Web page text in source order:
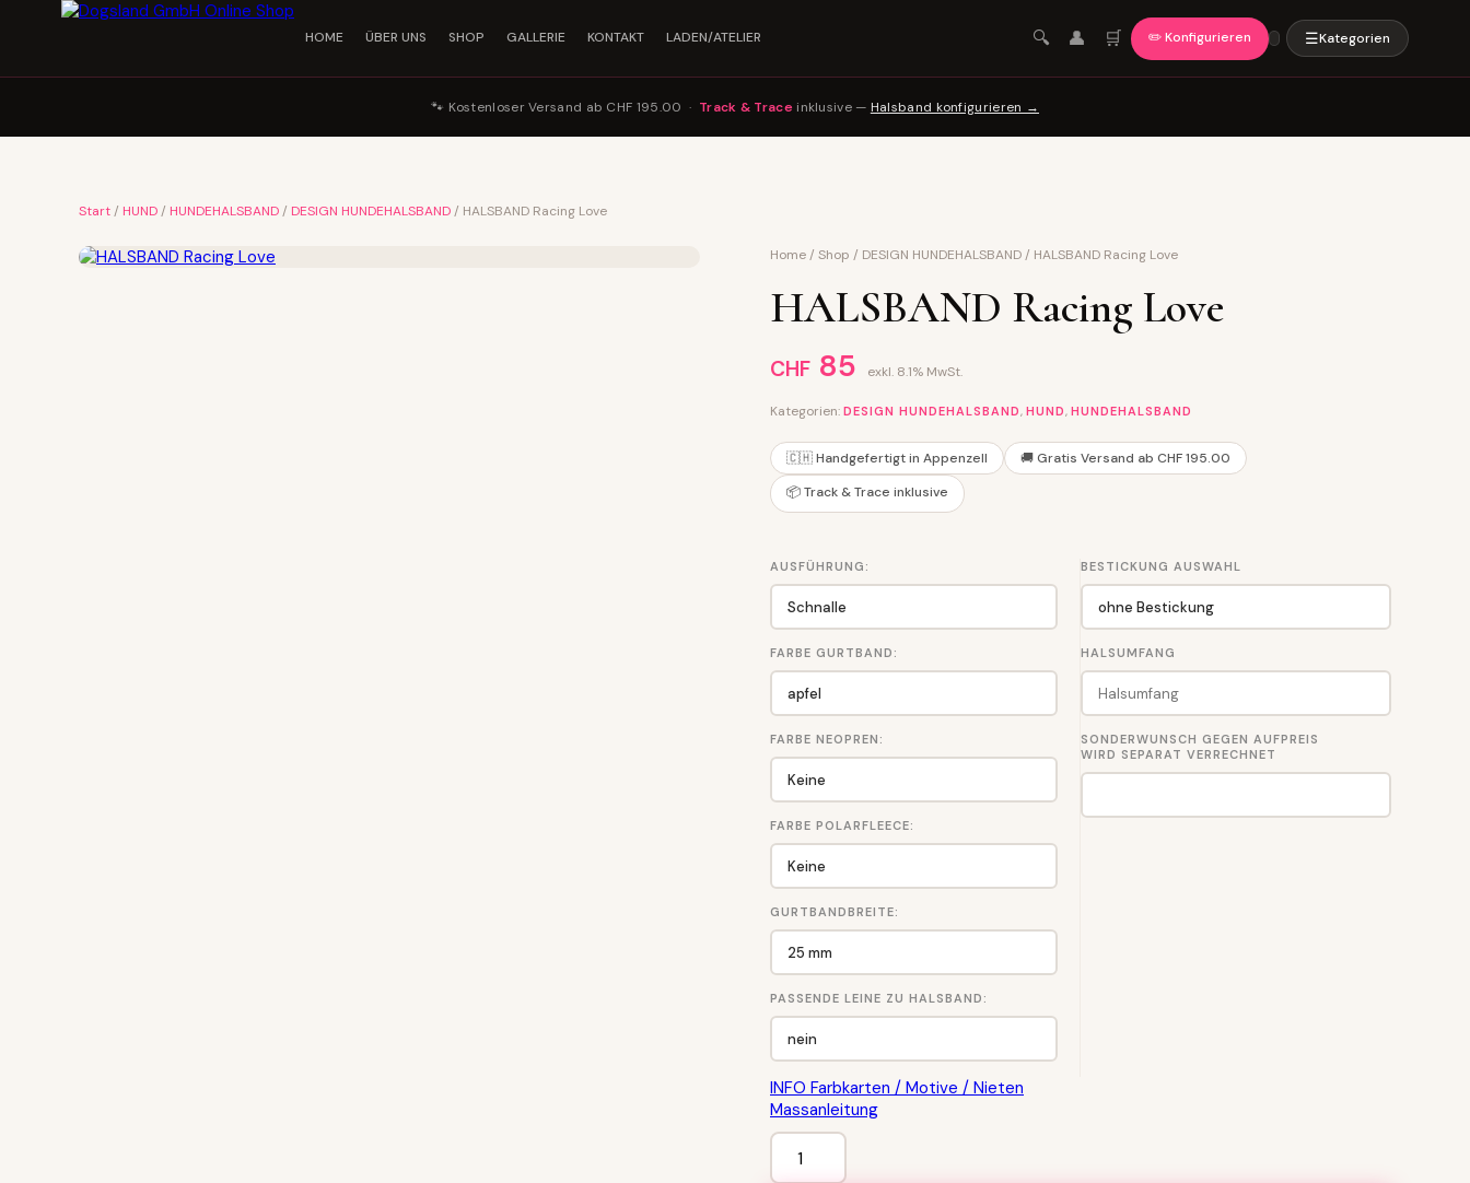
HOME ÜBER UNS SHOP GALLERIE KONTAKT LADEN/ATELIER 🔍 👤 🛒 ✏️ Konfigurieren ☰Kategorien
🐾 Kostenloser Versand ab CHF 195.00 · Track & Traceinklusive — Halsband konfigurieren →
Start / HUND / HUNDEHALSBAND / DESIGN HUNDEHALSBAND / HALSBAND Racing Love
Home / Shop / DESIGN HUNDEHALSBAND / HALSBAND Racing Love
HALSBAND Racing Love
CHF 85 exkl. 8.1% MwSt.
Kategorien: DESIGN HUNDEHALSBAND, HUND, HUNDEHALSBAND
🇨🇭 Handgefertigt in Appenzell
🚚 Gratis Versand ab CHF 195.00
📦 Track & Trace inklusive
AUSFÜHRUNG:
FARBE GURTBAND:
FARBE NEOPREN:
FARBE POLARFLEECE:
GURTBANDBREITE:
PASSENDE LEINE ZU HALSBAND:
BESTICKUNG AUSWAHL
HALSUMFANG
SONDERWUNSCH GEGEN AUFPREIS
WIRD SEPARAT VERRECHNET
INFO Farbkarten / Motive / Nieten
Massanleitung
HALSBAND
Racing